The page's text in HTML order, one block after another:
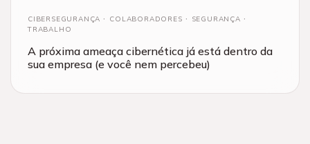
CIBERSEGURANÇA COLABORADORES
SEGURANÇA
TRABALHO
A próxima ameaça cibernética já está dentro da
sua empresa (e você nem percebeu)